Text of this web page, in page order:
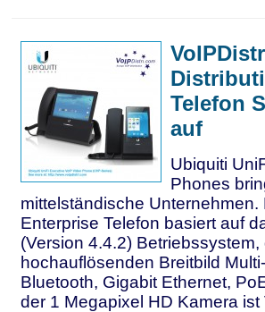
Telefon
auf
Ubiquiti
Phones
mittelständische
Enterprise Telefon basiert auf
(Version 4.4.2)
hochauflösenden Breitbild
Bluetooth, Gigabit Ethernet,
der 1 Megapixel HD Kamera